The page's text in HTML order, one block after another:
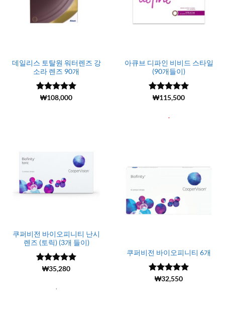
데일리스 토탈원 워터렌즈 강
소라 렌즈 90개
5 중에서
(15430)
₩108,000
아큐브 디파인 비비드 스타일
(90개들이)
5 중에서5
(2)
₩115,500
.
쿠퍼비전 바이오피니티 난시
렌즈 (토릭) (3개 들이)
5 중에서
(7584)
₩35,280
.
쿠퍼비전 바이오피니티 6개
5 중에서
(13965)
₩32,550